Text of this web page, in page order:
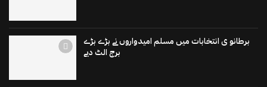
برطانو ی انتخابات میں مسلم امیدواروں نے بڑے بڑے
برج الٹ دیے